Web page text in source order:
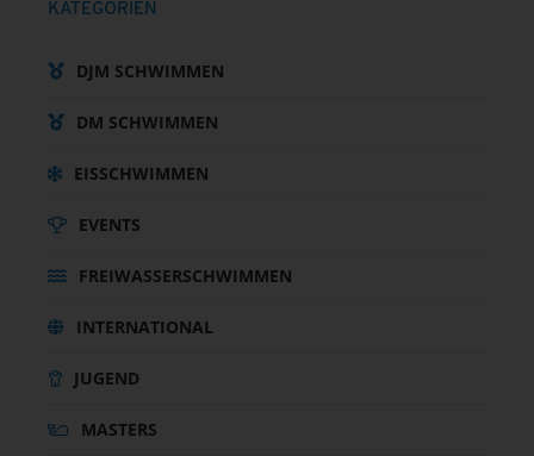
KATEGORIEN
DJM SCHWIMMEN
DM SCHWIMMEN
EISSCHWIMMEN
EVENTS
FREIWASSERSCHWIMMEN
INTERNATIONAL
JUGEND
MASTERS